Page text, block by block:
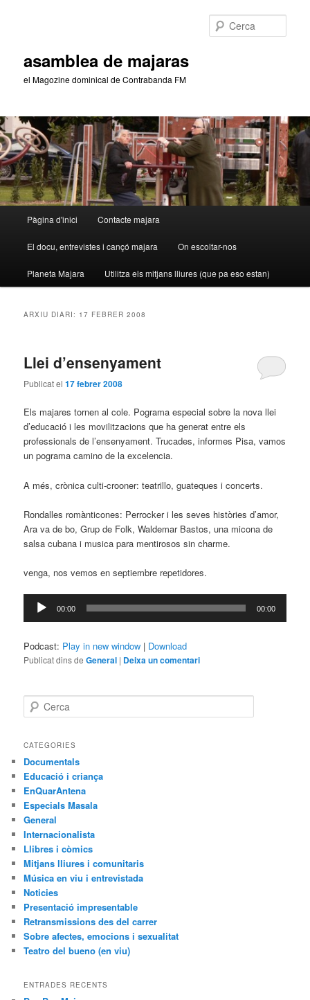
asamblea de majaras
el Magozine dominical de Contrabanda FM
principal
Pàgina d'inici Contacte majara
El docu, entrevistes i cançó majara On escoltar-nos
Planeta Majara Utilitza els mitjans lliures (que pa eso estan)
ARXIU DIARI: 17 FEBRER 2008
Llei d’ensenyament
Publicat el17 febrer 2008
Els majares tornen al cole. Pograma especial sobre la nova llei
d’educació i les movilitzacions que ha generat entre els
professionals de l’ensenyament. Trucades, informes Pisa, vamos
un pograma camino de la excelencia.
A més, crònica culti-crooner: teatrillo, guateques i concerts.
Rondalles romànticones: Perrocker i les seves històries d’amor,
Ara va de bo, Grup de Folk, Waldemar Bastos, una micona de
salsa cubana i musica para mentirosos sin charme.
venga, nos vemos en septiembre repetidores.
Reproductor
d'àudio
00:00 00:00
Podcast: Play in new window | Download
Publicat dins de General | Deixa un comentari
e
c
CATEGORIES
Documentals
Educació i criança
EnQuarAntena
Especials Masala
General
Internacionalista
Llibres i còmics
Mitjans lliures i comunitaris
Música en viu i entrevistada
Noticies
Presentació impresentable
Retransmissions des del carrer
Sobre afectes, emocions i sexualitat
Teatro del bueno (en viu)
ENTRADES RECENTS